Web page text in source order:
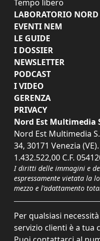
Tempo libero
LABORATORIO NORD
EVENTI NEM
LE GUIDE
I DOSSIER
NEWSLETTER
PODCAST
I VIDEO
GERENZA
PRIVACY
Nord Est Multimedia
Nord Est Multimedia
34, 30171 Venezia
1.432.522,00 C.F.
I diritti delle immagini e
espressamente vietata la
mezzo e l'adattamento
Per qualsiasi
servizio clienti è a tua